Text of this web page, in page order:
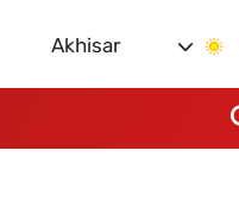
Akhisar